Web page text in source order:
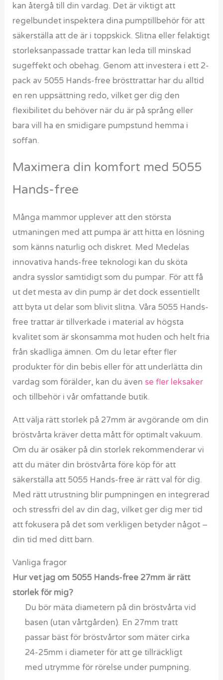
kan återgå till din vardag. Det är viktigt att
regelbundet inspektera dina pumptillbehör för att
säkerställa att de är i toppskick. Slitna eller felaktigt
storleksanpassade trattar kan leda till minskad
sugeffekt och obehag. Genom att investera i ett 2-
pack av 5055 Hands-free brösttrattar har du alltid
en ren uppsättning redo, vilket ger dig den
flexibilitet du behöver när du är på språng eller
bara vill ha en smidigare pumpstund hemma i
soffan.
Maximera din komfort med 5055
Hands-free
Många mammor upplever att den största
utmaningen med att pumpa är att hitta en lösning
som känns naturlig och diskret. Med Medelas
innovativa hands-free teknologi kan du sköta
andra sysslor samtidigt som du pumpar. För att få
ut det mesta av din pump är det dock essentiellt
att byta ut delar som blivit slitna. Våra 5055 Hands-
free trattar är tillverkade i material av högsta
kvalitet som är skonsamma mot huden och helt fria
från skadliga ämnen. Om du letar efter fler
produkter för din bebis eller för att underlätta din
vardag som förälder, kan du även se fler leksaker
och tillbehör i vår omfattande butik.
Att välja rätt storlek på 27mm är avgörande om din
bröstvårta kräver detta mått för optimalt vakuum.
Om du är osäker på din storlek rekommenderar vi
att du mäter din bröstvårta före köp för att
säkerställa att 5055 Hands-free är rätt val för dig.
Med rätt utrustning blir pumpningen en integrerad
och stressfri del av din dag, vilket ger dig mer tid
att fokusera på det som verkligen betyder något –
din tid med ditt barn.
Vanliga fragor
Hur vet jag om 5055 Hands-free 27mm är rätt
storlek för mig?
Du bör mäta diametern på din bröstvårta vid
basen (utan vårtgården). En 27mm tratt
passar bäst för bröstvårtor som mäter cirka
24-25mm i diameter för att ge tillräckligt
med utrymme för rörelse under pumpning.